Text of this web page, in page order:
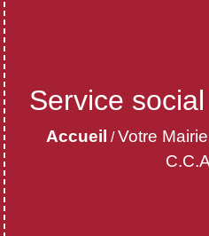
Service
Accueil /Votre Mairie